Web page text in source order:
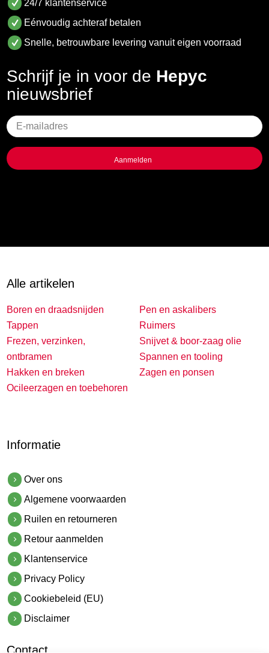
24/7 klantenservice
Eénvoudig achteraf betalen
Snelle, betrouwbare levering vanuit eigen voorraad
Schrijf je in voor de Hepyc
nieuwsbrief
Geen
titel
Alle artikelen
Boren en draadsnijden
Tappen
Frezen, verzinken,
ontbramen
Hakken en breken
Ocileerzagen en toebehoren
Pen en askalibers
Ruimers
Snijvet & boor-zaag olie
Spannen en tooling
Zagen en ponsen
Informatie
Over ons
Algemene voorwaarden
Ruilen en retourneren
Retour aanmelden
Klantenservice
Privacy Policy
Cookiebeleid (EU)
Disclaimer
Contact